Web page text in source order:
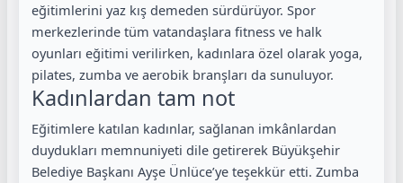
eğitimlerini yaz kış demeden sürdürüyor. Spor
merkezlerinde tüm vatandaşlara fitness ve halk
oyunları eğitimi verilirken, kadınlara özel olarak yoga,
pilates, zumba ve aerobik branşları da sunuluyor.
Kadınlardan tam not
Eğitimlere katılan kadınlar, sağlanan imkânlardan
duydukları memnuniyeti dile getirerek Büyükşehir
Belediye Başkanı Ayşe Ünlüce’ye teşekkür etti. Zumba